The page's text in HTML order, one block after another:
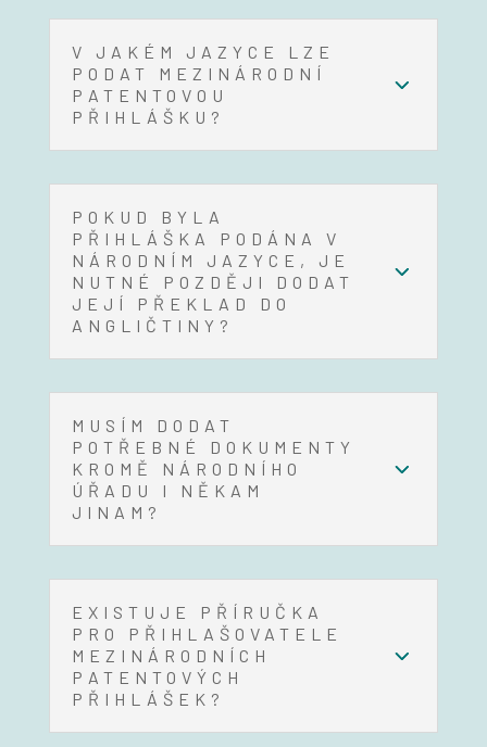
V JAKÉM JAZYCE LZE
PODAT MEZINÁRODNÍ
PATENTOVOU
PŘIHLÁŠKU?
POKUD BYLA
PŘIHLÁŠKA PODÁNA V
NÁRODNÍM JAZYCE, JE
NUTNÉ POZDĚJI DODAT
JEJÍ PŘEKLAD DO
ANGLIČTINY?
MUSÍM DODAT
POTŘEBNÉ DOKUMENTY
KROMĚ NÁRODNÍHO
ÚŘADU I NĚKAM
JINAM?
EXISTUJE PŘÍRUČKA
PRO PŘIHLAŠOVATELE
MEZINÁRODNÍCH
PATENTOVÝCH
PŘIHLÁŠEK?